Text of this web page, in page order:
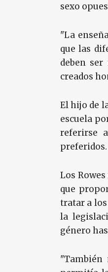
sexo
"La
que las
deben ser
creados
El hijo de
escuela
referirse
preferidos.
Los
que
tratar a
la
género
"También